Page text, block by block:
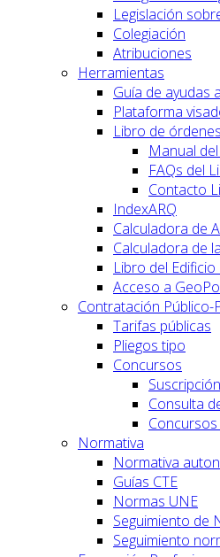
Legislación
Colegiación
Atribuciones
Herramientas
Guía de ayudas
Plataforma
Libro de
Manual
FAQs del
Contacto
IndexARQ
Calculadora de
Calculadora de
Libro del Edificio
Acceso a
Contratación Público-
Tarifas públicas
Pliegos tipo
Concursos
Suscripción
Consulta
Normativa
Normativa
Guías CTE
Normas UNE
Seguimiento de
Seguimiento